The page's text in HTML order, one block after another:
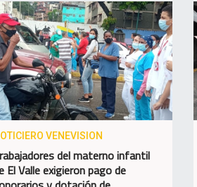
VENEVISION
del materno infantil
El Valle exigieron pago de